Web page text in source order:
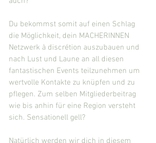
Du bekommst somit auf einen Schlag
die Möglichkeit, dein MACHERINNEN
Netzwerk à discrétion auszubauen und
nach Lust und Laune an all diesen
fantastischen Events teilzunehmen um
wertvolle Kontakte zu knüpfen und zu
pflegen. Zum selben Mitgliederbeitrag
wie bis anhin für eine Region versteht
sich. Sensationell gell?
Natürlich werden wir dich in diesem